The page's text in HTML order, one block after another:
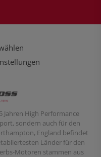
Jahren High Performance
sondern auch für den
England befindet
Länder für den
Motoren stammen aus